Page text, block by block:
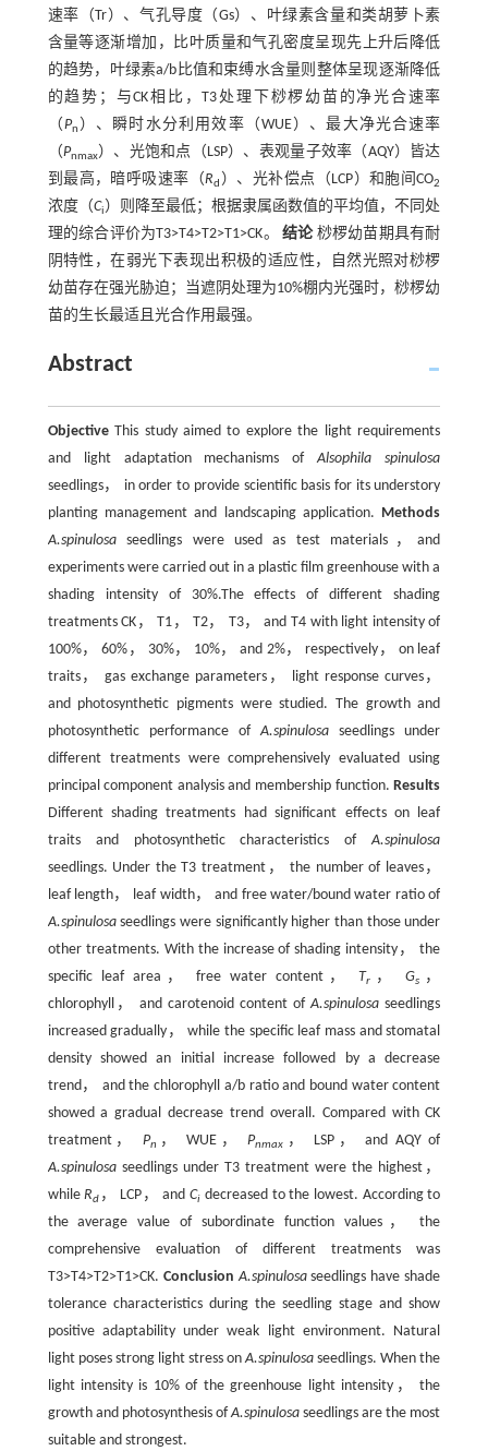
速率（Tr）、气孔导度（Gs）、叶绿素含量和类胡萝卜素
含量等逐渐增加，比叶质量和气孔密度呈现先上升后降低
的趋势，叶绿素a/b比值和束缚水含量则整体呈现逐渐降低
的趋势；与CK相比，T3处理下桫椤幼苗的净光合速率
（Pn ）、瞬时水分利用效率（WUE）、最大净光合速率
（Pnmax）、光饱和点（LSP）、表观量子效率（AQY）皆达
到最高，暗呼吸速率（Rd ）、光补偿点（LCP）和胞间CO2
浓度（Ci）则降至最低；根据隶属函数值的平均值，不同处
理的综合评价为T3>T4>T2>T1>CK。 结论桫椤幼苗期具有耐
阴特性，在弱光下表现出积极的适应性，自然光照对桫椤
幼苗存在强光胁迫；当遮阴处理为10%棚内光强时，桫椤幼
苗的生长最适且光合作用最强。
Abstract
ObjectiveThis study aimed to explore the light requirements
and light adaptation mechanisms ofAlsophila spinulosa
seedlings， in order to provide scientific basis for its understory
planting management and landscaping application. Methods
A.spinulosaseedlings were used as test materials，and
experiments were carried out in a plastic film greenhouse with a
shading intensity of 30%.The effects of different shading
treatments CK， T1， T2， T3， and T4 with light intensity of
100%， 60%， 30%， 10%， and 2%， respectively， on leaf
traits， gas exchange parameters， light response curves，
and photosynthetic pigments were studied. The growth and
photosynthetic performance ofA.spinulosa seedlings under
different treatments were comprehensively evaluated using
principal component analysis and membership function.Results
Different shading treatments had significant effects on leaf
traits and photosynthetic characteristics ofA.spinulosa
seedlings. Under the T3 treatment， the number of leaves，
leaf length， leaf width， and free water/bound water ratio of
A.spinulosaseedlings were significantly higher than those under
other treatments. With the increase of shading intensity， the
specific leaf area， free water content，Tr ，Gs
，
chlorophyll， and carotenoid content ofA.spinulosa seedlings
increased gradually， while the specific leaf mass and stomatal
density showed an initial increase followed by a decrease
trend， and the chlorophyll a/b ratio and bound water content
showed a gradual decrease trend overall. Compared with CK
treatment， Pn ， WUE，Pnmax ， LSP， and AQY of
A.spinulosaseedlings under T3 treatment were the highest，
whileRd ， LCP， andCi decreased to the lowest. According to
the average value of subordinate function values， the
comprehensive evaluation of different treatments was
T3>T4>T2>T1>CK. Conclusion A.spinulosaseedlings have shade
tolerance characteristics during the seedling stage and show
positive adaptability under weak light environment. Natural
light poses strong light stress onA.spinulosa seedlings. When the
light intensity is 10% of the greenhouse light intensity， the
growth and photosynthesis ofA.spinulosa seedlings are the most
suitable and strongest.